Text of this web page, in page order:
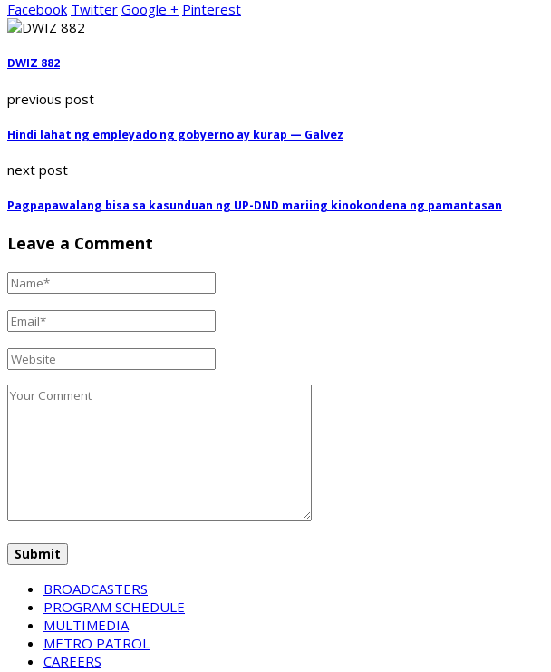
Facebook Twitter Google + Pinterest
DWIZ 882
previous post
Hindi lahat ng empleyado ng gobyerno ay kurap — Galvez
next post
Pagpapawalang bisa sa kasunduan ng UP-DND mariing kinokondena ng pamantasan
Leave a Comment
BROADCASTERS
PROGRAM SCHEDULE
MULTIMEDIA
METRO PATROL
CAREERS